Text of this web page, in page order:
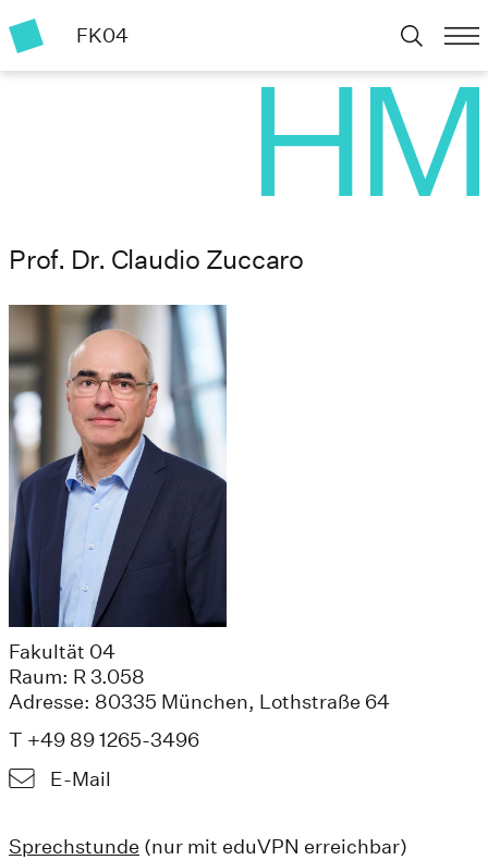
FK04
Prof. Dr. Claudio Zuccaro
Fakultät 04
Raum: R 3.058
Adresse: 80335 München, Lothstraße 64
T +49 89 1265-3496
E-Mail
Sprechstunde (nur mit eduVPN erreichbar)